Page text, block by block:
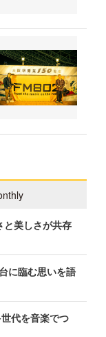
美しさが共存
に臨む思いを語
代を音楽でつ